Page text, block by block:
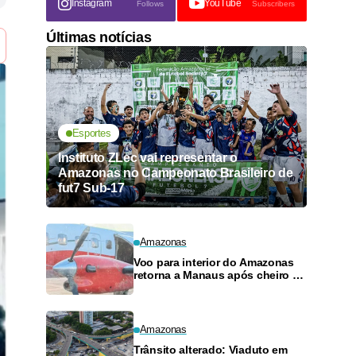
Instagram Follows YouTube Subscribers
Últimas notícias
Esportes
Instituto ZLec vai representar o
Amazonas no Campeonato Brasileiro de
fut7 Sub-17
Amazonas
Voo para interior do Amazonas
retorna a Manaus após cheiro de
Amazonas
Trânsito alterado: Viaduto em